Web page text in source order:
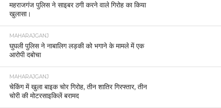
महराजगंज पुलिस ने साइबर ठगी करने वाले गिरोह का किया
खुलासा।
MAHARAJGANJ
घुघली पुलिस ने नाबालिग लड़की को भगाने के मामले में एक
आरोपी दबोचा
MAHARAJGANJ
चेकिंग में खुला बाइक चोर गिरोह, तीन शातिर गिरफ्तार, तीन
चोरी की मोटरसाइकिलें बरामद